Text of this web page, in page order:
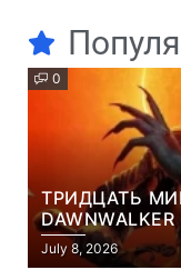
0
ТРИДЦАТЬ
НАЧАЛО
PROJEKT RED
July 8, 2026